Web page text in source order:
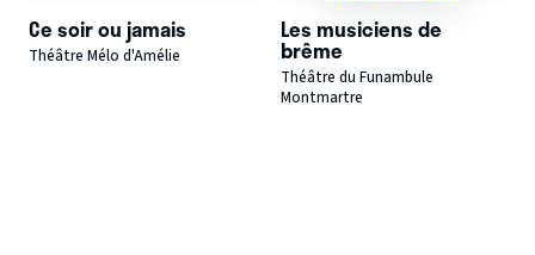
Ce soir ou jamais
Théâtre Mélo d'Amélie
Les musiciens de
brême
Théâtre du Funambule
Montmartre